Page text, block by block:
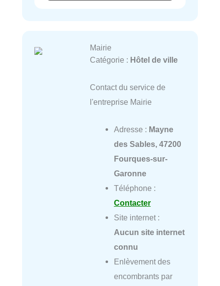
Mairie
Catégorie : Hôtel de ville
Contact du service de
l'entreprise Mairie
Adresse : Mayne
des Sables, 47200
Fourques-sur-
Garonne
Téléphone :
Contacter
Site internet :
Aucun site internet
connu
Enlèvement des
encombrants par